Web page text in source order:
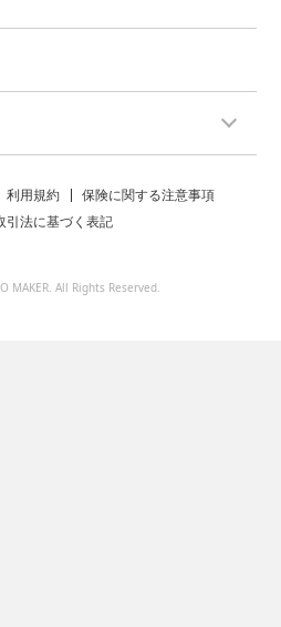
利用規約
保険に関する注意事項
引法に基づく表記
MAKER. All Rights Reserved.